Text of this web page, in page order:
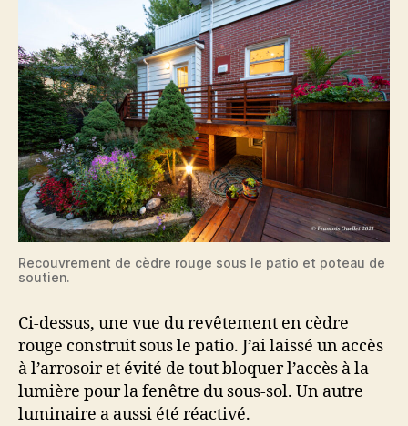
Recouvrement de cèdre rouge sous le patio et poteau de
soutien.
Ci-dessus, une vue du revêtement en cèdre
rouge construit sous le patio. J’ai laissé un accès
à l’arrosoir et évité de tout bloquer l’accès à la
lumière pour la fenêtre du sous-sol. Un autre
luminaire a aussi été réactivé.